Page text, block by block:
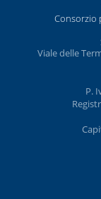
Consorzio
Viale delle
P.